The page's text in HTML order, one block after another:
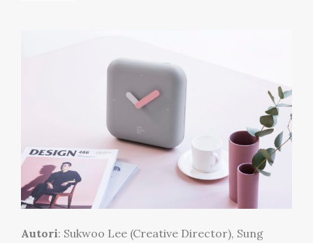
Autori: Sukwoo Lee (Creative Director), Sung